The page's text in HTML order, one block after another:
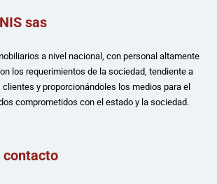
sas
a nivel nacional, con personal altamente
los requerimientos de la sociedad, tendiente a
y proporcionándoles los medios para el
comprometidos con el estado y la sociedad.
contacto